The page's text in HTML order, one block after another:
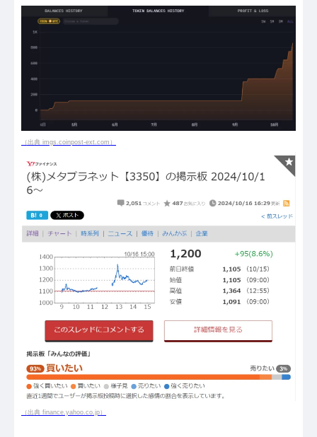
（出典 imgs.coinpost-ext.com）
（出典 finance.yahoo.co.jp）